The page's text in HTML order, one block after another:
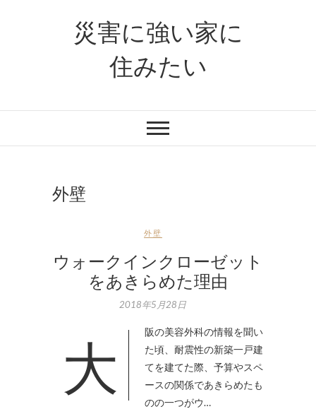
災害に強い家に
住みたい
外壁
外壁
ウォークインクローゼット
をあきらめた理由
2018年5月28日
大阪の美容外科の情報を聞い
た頃、耐震性の新築一戸建
てを建てた際、予算やスペ
ースの関係であきらめたも
のの一つがウ…